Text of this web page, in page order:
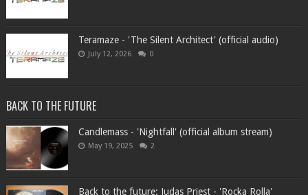
Teramaze - 'The Silent Architect' (official audio)
July 12, 2026 0
BACK TO THE FUTURE
Candlemass - 'Nightfall' (official album stream)
May 19, 2025 2
Back to the future: Judas Priest - 'Rocka Rolla'